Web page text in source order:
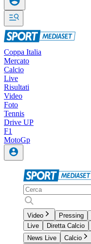
Coppa Italia
Mercato
Calcio
Live
Risultati
Video
Foto
Tennis
Drive UP
F1
MotoGp
Video Pressing
Live
Diretta Calcio
News Live
Calcio